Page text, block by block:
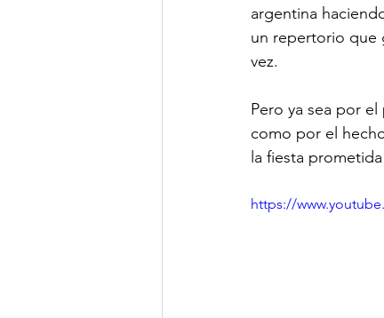
argentina
un repertorio que
vez.
Pero ya sea por
como por el
la fiesta
https://